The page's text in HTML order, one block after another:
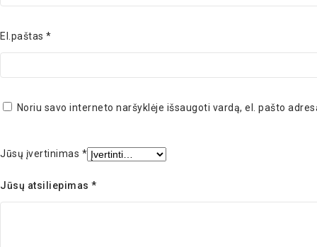
El.paštas *
Noriu savo interneto naršyklėje išsaugoti vardą, el. pašto
Jūsų įvertinimas *
Jūsų atsiliepimas *